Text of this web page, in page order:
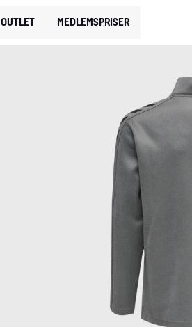
OUTLET MEDLEMSPRISER